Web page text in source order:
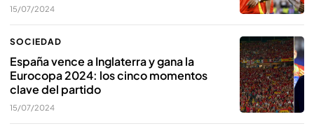
15/07/2024
SOCIEDAD
España vence a Inglaterra y gana la
Eurocopa 2024: los cinco momentos
clave del partido
15/07/2024